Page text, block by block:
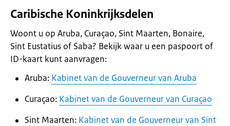
Caribische Koninkrijksdelen
Woont u op Aruba, Curaçao, Sint Maarten, Bonaire,
Sint Eustatius of Saba? Bekijk waar u een paspoort of
ID-kaart kunt aanvragen:
Aruba: Kabinet van de Gouverneur van Aruba
Curaçao: Kabinet van de Gouverneur van Curaçao
Sint Maarten: Kabinet van de Gouverneur van Sint